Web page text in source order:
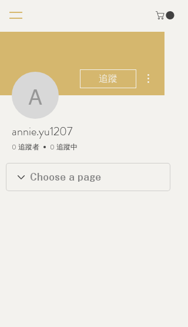
annie.yu1207
追蹤
annie.yu1207
0 追蹤者 0 追蹤中
銀鍋會員 +4